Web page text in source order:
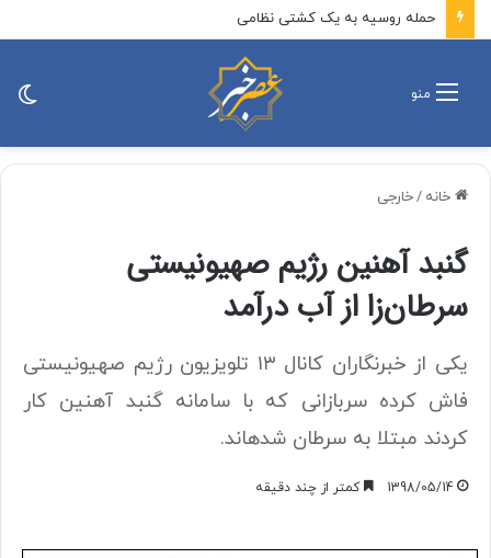
حمله روسیه به یک کشتی نظامی
منو
خانه /خارجی
گنبد آهنین رژیم صهیونیستی
سرطان‌زا از آب درآمد
یکی از خبرنگاران کانال ۱۳ تلویزیون رژیم صهیونیستی
فاش کرده سربازانی که با سامانه گنبد آهنین کار
کردند مبتلا به سرطان شده‎اند.
1398/05/14 کمتر از چند دقیقه